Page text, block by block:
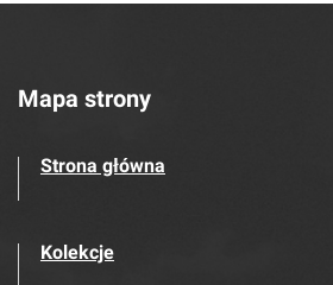
Mapa strony
Strona główna
Kolekcje